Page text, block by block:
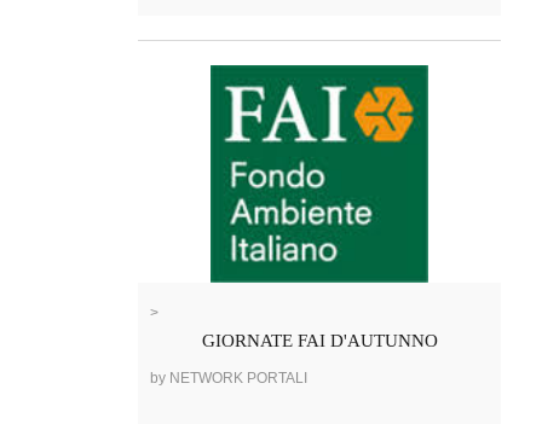
>
GIORNATE FAI D'AUTUNNO
by NETWORK PORTALI